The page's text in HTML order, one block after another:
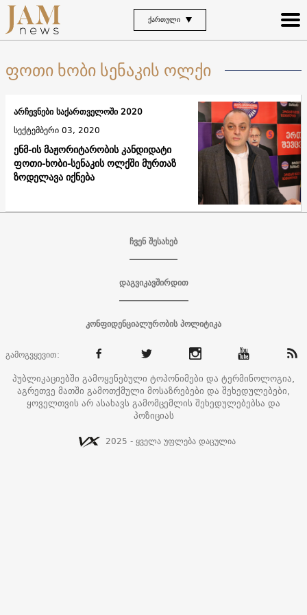
ᲥᲐᲠᲗᲣᲚᲘ
ფოთი ხობი სენაკის ოლქი
ენმ-ის მაჟორიტარობის კანდიდატი
ფოთი-ხობი-სენაკის ოლქში მურთაზ
ზოდელავა იქნება
არჩევნები საქართველოში 2020
სექტემბერი 03, 2020
ჩვენ შესახებ
დაგვიკავშირდით
კონფიდენციალურობის პოლიტიკა
გამოგვყევით:
პუბლიკაციებში გამოყენებული ტოპონიმები და ტერმინოლოგია,
აგრეთვე მათში გამოთქმული მოსაზრებები და შეხედულებები,
ყოველთვის არ ასახავს გამომცემლის შეხედულებებსა და
პოზიციას
2025 - ყველა უფლება დაცულია